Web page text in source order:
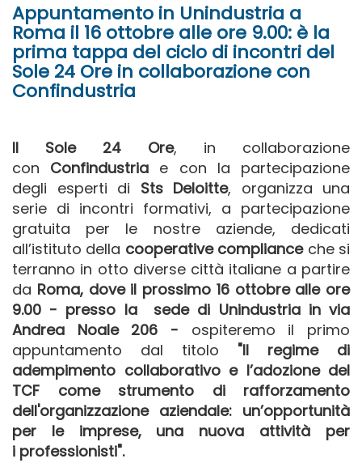
Appuntamento in Unindustria a
Roma il 16 ottobre alle ore 9.00: è la
prima tappa del ciclo di incontri del
Sole 24 Ore in collaborazione con
Confindustria
Il Sole 24 Ore, in collaborazione
con Confindustria e con la partecipazione
degli esperti di Sts Deloitte, organizza una
serie di incontri formativi, a partecipazione
gratuita per le nostre aziende, dedicati
all’istituto della cooperative compliance che si
terranno in otto diverse città italiane a partire
da Roma, dove il prossimo 16 ottobre alle ore
9.00 - presso la sede di Unindustria in via
Andrea Noale 206 - ospiteremo il primo
appuntamento dal titolo "Il regime di
adempimento collaborativo e l’adozione del
TCF come strumento di rafforzamento
dell'organizzazione aziendale: un’opportunità
per le imprese, una nuova attività per
i professionisti".